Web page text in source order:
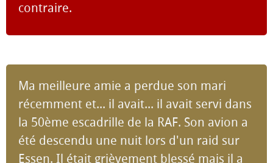
contraire.
Ma meilleure amie a perdue son mari
récemment et... il avait... il avait servi dans
la 50ème escadrille de la RAF. Son avion a
été descendu une nuit lors d'un raid sur
Essen. Il était grièvement blessé mais il a